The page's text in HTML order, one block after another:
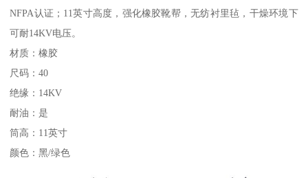
NFPA认证；11英寸高度，强化橡胶靴帮，无纺衬里毡，干燥环境下
可耐14KV电压。
材质：橡胶
尺码：40
绝缘：14KV
耐油：是
筒高：11英寸
颜色：黑/绿色